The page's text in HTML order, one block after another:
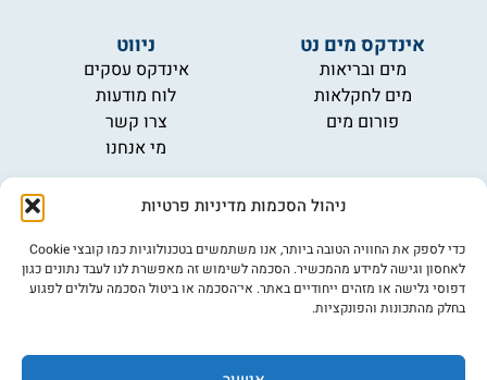
ניהול הסכמות מדיניות פרטיות
כדי לספק את החוויה הטובה ביותר, אנו משתמשים בטכנולוגיות כמו קובצי Cookie
לאחסון וגישה למידע מהמכשיר. הסכמה לשימוש זה מאפשרת לנו לעבד נתונים כגון
דפוסי גלישה או מזהים ייחודיים באתר. אי־הסכמה או ביטול הסכמה עלולים לפגוע
בחלק מהתכונות והפונקציות.
אינדקס מים נט
מים ובריאות
מים לחקלאות
פורום מים
ניווט
אינדקס עסקים
לוח מודעות
צרו קשר
מי אנחנו
מידע
תקנון
הרשמה לניוזלטר
פרסמו אצלנו
הצהרת נגישות